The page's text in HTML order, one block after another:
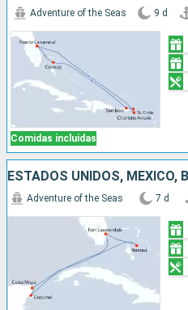
Comidas incluidas
Adventure of the Seas 9 d
ESTADOS UNIDOS, MÉXICO,
Adventure of the Seas 7 d